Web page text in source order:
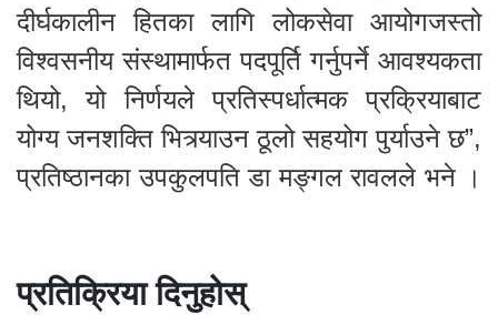
दीर्घकालीन हितका लागि लोकसेवा आयोगजस्तो
विश्वसनीय संस्थामार्फत पदपूर्ति गर्नुपर्ने आवश्यकता
थियो, यो निर्णयले प्रतिस्पर्धात्मक प्रक्रियाबाट
योग्य जनशक्ति भित्र्याउन ठूलो सहयोग पुर्याउने छ”,
प्रतिष्ठानका उपकुलपति डा मङ्गल रावलले भने ।
प्रतिक्रिया दिनुहोस्